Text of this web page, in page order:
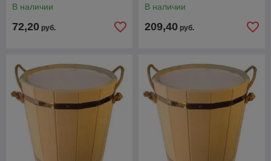
В наличии
72,20 руб.
В наличии
209,40 руб.